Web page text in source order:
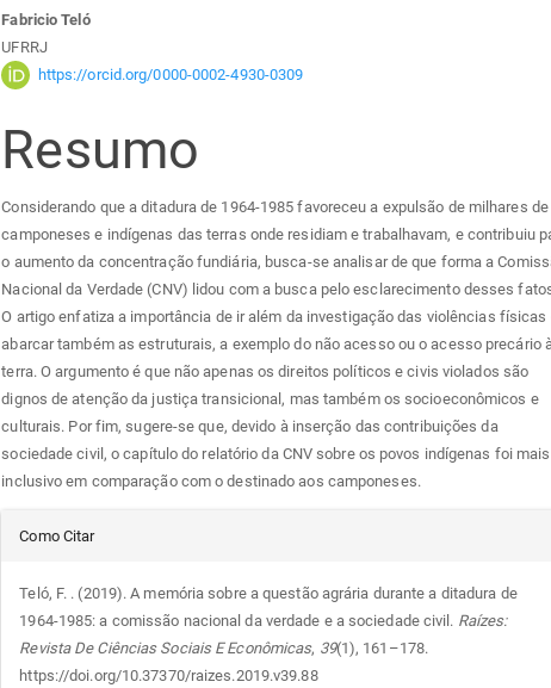
Conteúdo
do
artigo
principal
Fabricio Teló
UFRRJ
https://orcid.org/0000-0002-4930-0309
Resumo
Considerando que a ditadura de 1964-1985 favoreceu a expulsão de milhares de
camponeses e indígenas das terras onde residiam e trabalhavam, e contribuiu
o aumento da concentração fundiária, busca-se analisar de que forma a
Nacional da Verdade (CNV) lidou com a busca pelo esclarecimento desses
O artigo enfatiza a importância de ir além da investigação das violências físicas
abarcar também as estruturais, a exemplo do não acesso ou o acesso precário à
terra. O argumento é que não apenas os direitos políticos e civis violados são
dignos de atenção da justiça transicional, mas também os socioeconômicos e
culturais. Por fim, sugere-se que, devido à inserção das contribuições da
sociedade civil, o capítulo do relatório da CNV sobre os povos indígenas foi mais
inclusivo em comparação com o destinado aos camponeses.
Detalhes
do
artigo
Como Citar
Teló, F. . (2019). A memória sobre a questão agrária durante a ditadura de
1964-1985: a comissão nacional da verdade e a sociedade civil. Raízes:
Revista De Ciências Sociais E Econômicas, 39(1), 161–178.
https://doi.org/10.37370/raizes.2019.v39.88